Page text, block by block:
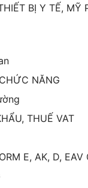
BỊ Y TẾ, MỸ
NĂNG
THUẾ VAT
E, AK, D, EAV